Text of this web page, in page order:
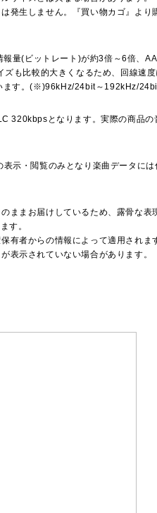
発生しません。『買い物カゴ』より
量(ビットレート)が約3倍～6倍、
も比較的大きくなるため、回線速
ます。(※)96kHz/24bit～192kHz/
320kbpsとなります。実際の商品の
示・閲覧のみとなり楽曲データには
ままお届けしているため、露骨な表
す。
有者からの情報によって適用されま
表示されていない場合があります。